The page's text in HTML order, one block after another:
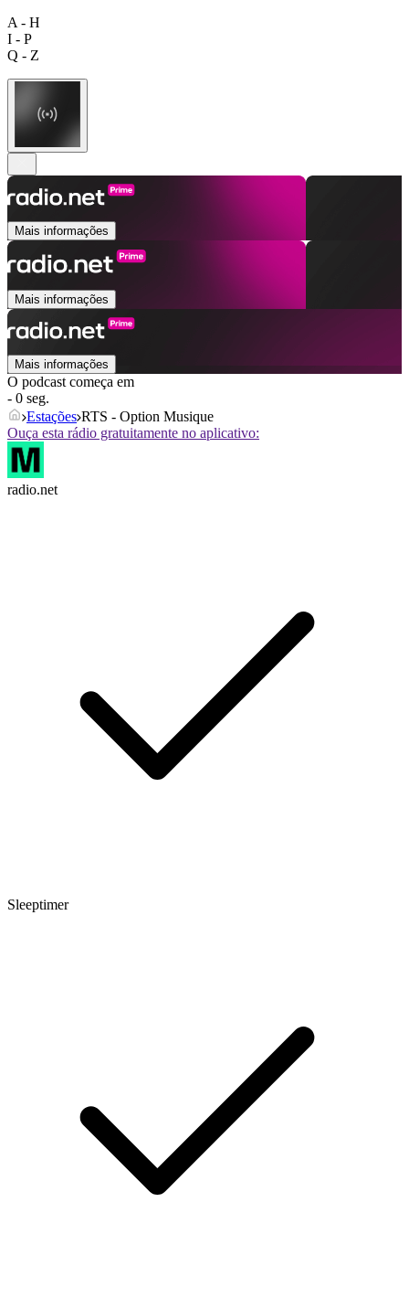
A - H
I - P
Q - Z
Mais informações
Mais informações
Mais informações
O podcast começa em
- 0 seg.
Estações RTS - Option Musique
Ouça esta rádio gratuitamente no aplicativo:
radio.net
Sleeptimer